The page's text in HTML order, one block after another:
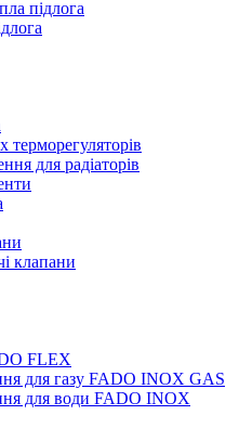
підлога
терморегуляторів
для радіаторів
клапани
FLEX
для газу FADO INOX GAS
для води FADO INOX